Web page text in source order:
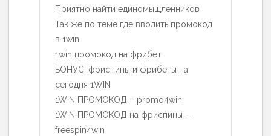
Приятно найти единомыщленников
Так же по теме где вводить промокод
в 1win
1win промокод на фрибет
БОНУС, фриспины и фрибеты на
сегодня 1WIN
1WIN ПРОМОКОД – promo4win
1WIN ПРОМОКОД на фриспины –
freespin4win